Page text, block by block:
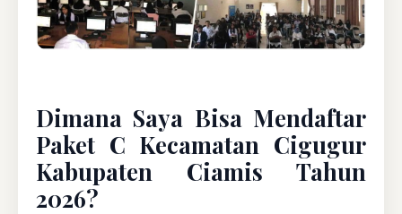
Dimana Saya Bisa Mendaftar
Paket C Kecamatan Cigugur
Kabupaten Ciamis Tahun
2026?